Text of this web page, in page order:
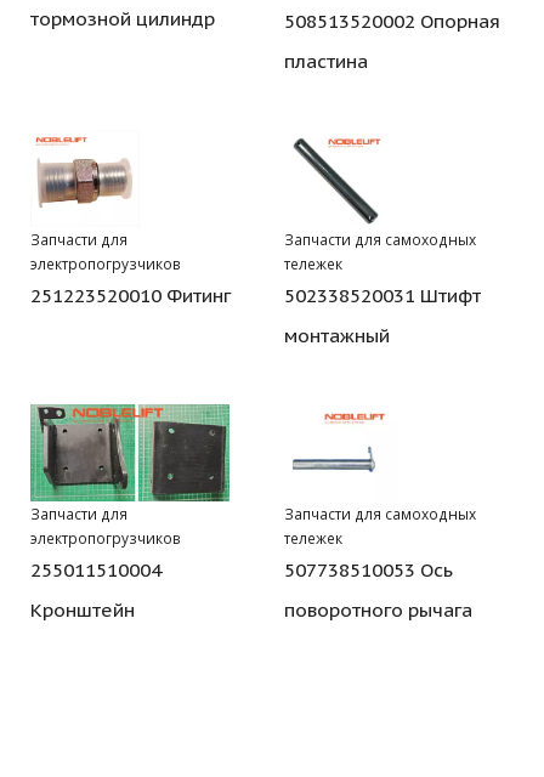
тормозной цилиндр
508513520002 Опорная
пластина
Запчасти для
электропогрузчиков
251223520010 Фитинг
Запчасти для самоходных
тележек
502338520031 Штифт
монтажный
Запчасти для
электропогрузчиков
255011510004
Кронштейн
Запчасти для самоходных
тележек
507738510053 Ось
поворотного рычага